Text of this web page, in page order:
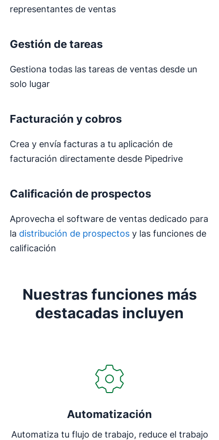
representantes de ventas
Gestión de tareas
Gestiona todas las tareas de ventas desde un
solo lugar
Facturación y cobros
Crea y envía facturas a tu aplicación de
facturación directamente desde Pipedrive
Calificación de prospectos
Aprovecha el software de ventas dedicado para
la distribución de prospectos y las funciones de
calificación
Nuestras funciones más
destacadas incluyen
Automatización
Automatiza tu flujo de trabajo, reduce el trabajo